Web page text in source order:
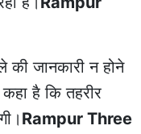
की जानकारी न होने
है कि तहरीर
Rampur Three